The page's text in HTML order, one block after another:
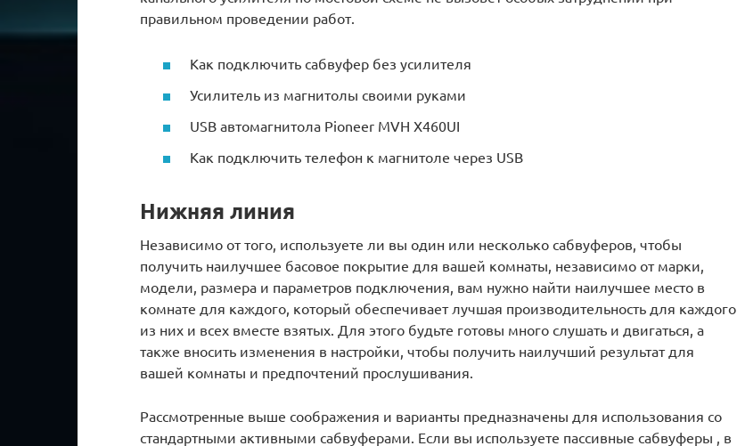
правильном проведении работ.
Как подключить сабвуфер без усилителя
Усилитель из магнитолы своими руками
USB автомагнитола Pioneer MVH X460UI
Как подключить телефон к магнитоле через USB
Нижняя линия
Независимо от того, используете ли вы один или несколько сабвуферов, чтобы
получить наилучшее басовое покрытие для вашей комнаты, независимо от марки,
модели, размера и параметров подключения, вам нужно найти наилучшее место в
комнате для каждого, который обеспечивает лучшая производительность для каждого
из них и всех вместе взятых. Для этого будьте готовы много слушать и двигаться, а
также вносить изменения в настройки, чтобы получить наилучший результат для
вашей комнаты и предпочтений прослушивания.
Рассмотренные выше соображения и варианты предназначены для использования со
стандартными активными сабвуферами. Если вы используете пассивные сабвуферы , в